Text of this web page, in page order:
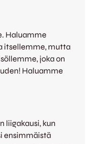
Haluamme
itsellemme, mutta
joka on
Haluamme
liigakausi, kun
ensimmäistä